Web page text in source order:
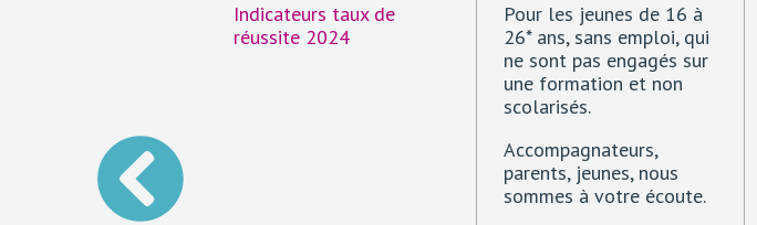
Indicateurs taux de
réussite 2024
Pour les jeunes de 16 à
26* ans, sans emploi, qui
ne sont pas engagés sur
une formation et non
scolarisés.
Accompagnateurs,
parents, jeunes, nous
sommes à votre écoute.